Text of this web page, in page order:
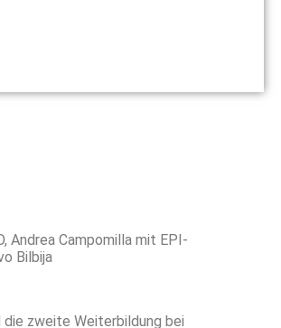
Andrea Campomilla mit EPI-
Bilbija
die zweite Weiterbildung bei